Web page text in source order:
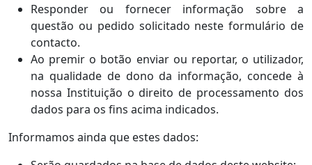
Responder ou fornecer informação sobre a
questão ou pedido solicitado neste formulário de
contacto.
Ao premir o botão enviar ou reportar, o utilizador,
na qualidade de dono da informação, concede à
nossa Instituição o direito de processamento dos
dados para os fins acima indicados.
Informamos ainda que estes dados: